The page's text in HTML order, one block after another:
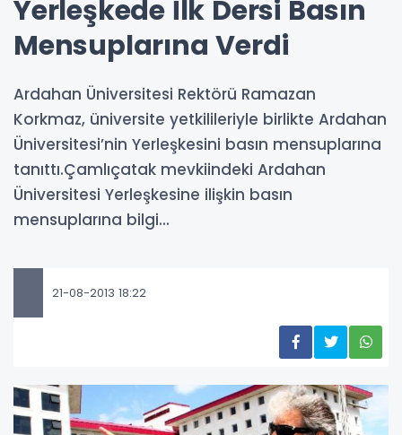
Yerleşkede İlk Dersi Basın
Mensuplarına Verdi
Ardahan Üniversitesi Rektörü Ramazan
Korkmaz, üniversite yetkilileriyle birlikte Ardahan
Üniversitesi’nin Yerleşkesini basın mensuplarına
tanıttı.Çamlıçatak mevkiindeki Ardahan
Üniversitesi Yerleşkesine ilişkin basın
mensuplarına bilgi...
21-08-2013 18:22